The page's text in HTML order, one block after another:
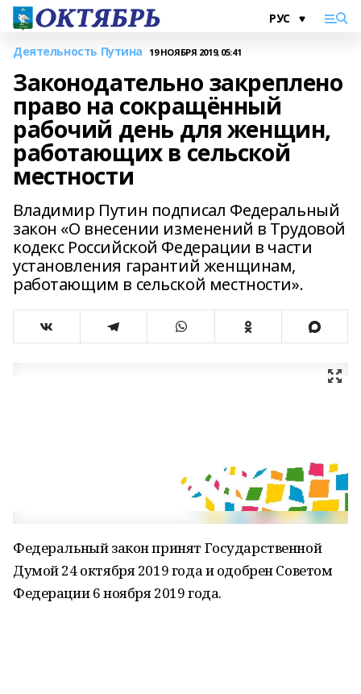
Деятельность Путина 19 НОЯБРЯ 2019, 05:41
Законодательно закреплено
право на сокращённый
рабочий день для женщин,
работающих в сельской
местности
Владимир Путин подписал Федеральный
закон «О внесении изменений в Трудовой
кодекс Российской Федерации в части
установления гарантий женщинам,
работающим в сельской местности».
Федеральный закон принят Государственной
Думой 24 октября 2019 года и одобрен Советом
Федерации 6 ноября 2019 года.